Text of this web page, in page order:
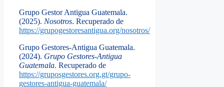
Grupo Gestor Antigua Guatemala.
(2025). Nosotros. Recuperado de
https://grupogestoresantigua.org/nosotros/
Grupo Gestores-Antigua Guatemala.
(2024). Grupo Gestores-Antigua
Guatemala. Recuperado de
https://gruposgestores.org.gt/grupo-
gestores-antigua-guatemala/